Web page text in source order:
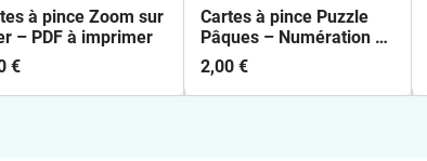
à pince Zoom sur
– PDF à imprimer
€
Cartes à pince Puzzle
Pâques – Numération et
motricité fine –
Maternelle PS MS GS
2,00 €